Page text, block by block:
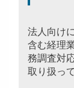
法人向け
含む経理
務調査対
取り扱っ